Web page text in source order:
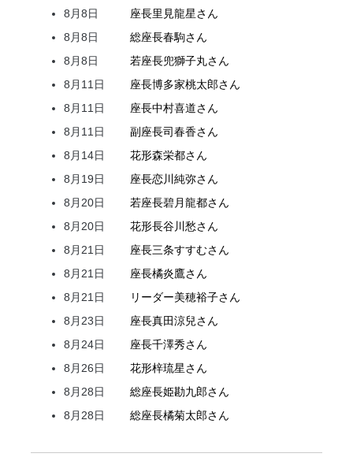
8月8日
座長里見龍星さん
8月8日
総座長春駒さん
8月8日
若座長兜獅子丸さん
8月11日
座長博多家桃太郎さん
8月11日
座長中村喜道さん
8月11日
副座長司春香さん
8月14日
花形森栄都さん
8月19日
座長恋川純弥さん
8月20日
若座長碧月龍都さん
8月20日
花形長谷川愁さん
8月21日
座長三条すすむさん
8月21日
座長橘炎鷹さん
8月21日
リーダー美穂裕子さん
8月23日
座長真田涼兒さん
8月24日
座長千澤秀さん
8月26日
花形梓琉星さん
8月28日
総座長姫勘九郎さん
8月28日
総座長橘菊太郎さん